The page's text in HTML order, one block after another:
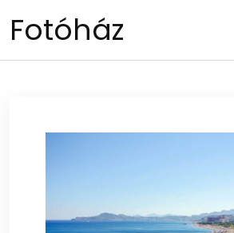
Fotóház